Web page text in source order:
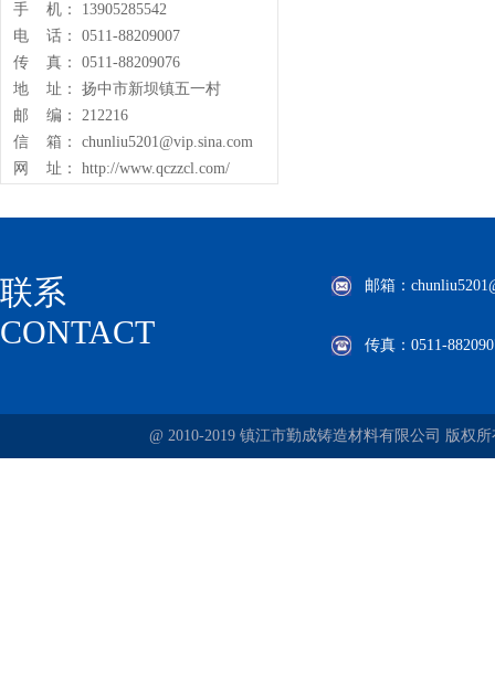
手 机： 13905285542
电 话： 0511-88209007
传 真： 0511-88209076
地 址： 扬中市新坝镇五一村
邮 编： 212216
信 箱： chunliu5201@vip.sina.com
网 址： http://www.qczzcl.com/
联系
CONTACT
邮箱：
传真：0511-
@ 2010-2019 镇江市勤成铸造材料有限公司 版权